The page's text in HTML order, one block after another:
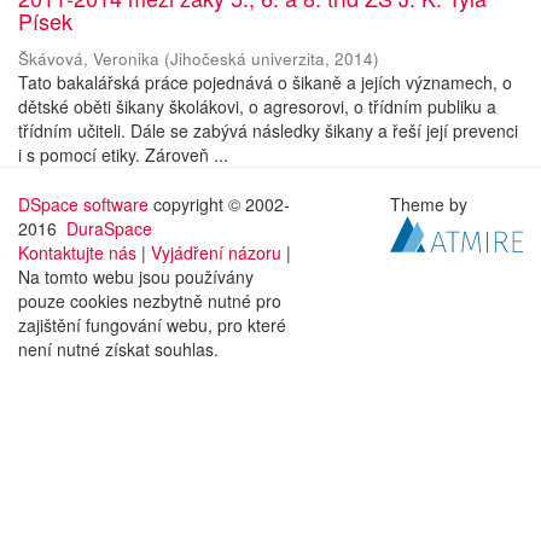
Písek
Škávová, Veronika (Jihočeská univerzita, 2014)
Tato bakalářská práce pojednává o šikaně a jejích významech, o
dětské oběti šikany školákovi, o agresorovi, o třídním publiku a
třídním učiteli. Dále se zabývá následky šikany a řeší její prevenci
i s pomocí etiky. Zároveň ...
DSpace software copyright © 2002-
2016 DuraSpace
Kontaktujte nás | Vyjádření názoru |
Na tomto webu jsou používány
pouze cookies nezbytně nutné pro
zajištění fungování webu, pro které
není nutné získat souhlas.
Theme by